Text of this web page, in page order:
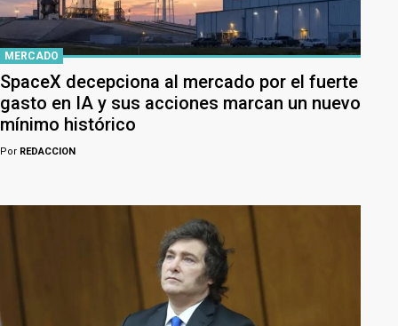
MERCADO
SpaceX decepciona al mercado por el fuerte
gasto en IA y sus acciones marcan un nuevo
mínimo histórico
Por REDACCION